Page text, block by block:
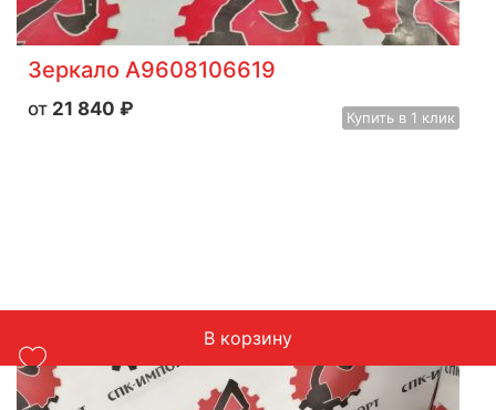
Зеркало A9608106619
21 840 ₽ Купить в 1 клик
В корзину